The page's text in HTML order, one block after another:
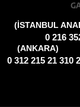
(İSTANBUL
0 216
(ANKARA)
0 312 215 21 310